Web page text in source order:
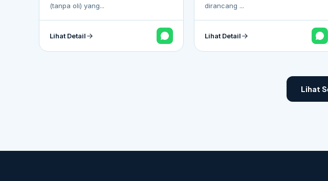
(tanpa oli) yang...
Lihat Detail
dirancang ...
Lihat Detail
Lihat